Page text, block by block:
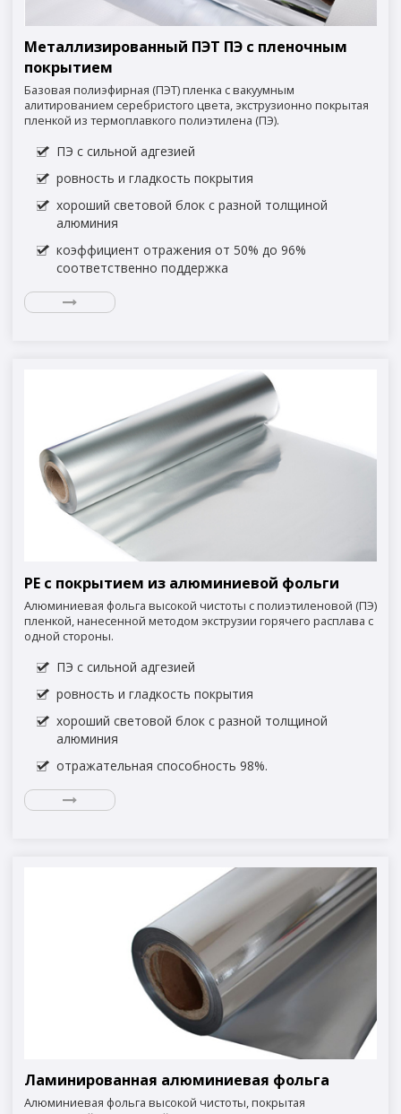
Металлизированный ПЭТ ПЭ с пленочным
покрытием
Базовая полиэфирная (ПЭТ) пленка с вакуумным
алитированием серебристого цвета, экструзионно покрытая
пленкой из термоплавкого полиэтилена (ПЭ).
ПЭ с сильной адгезией
ровность и гладкость покрытия
хороший световой блок с разной толщиной
алюминия
коэффициент отражения от 50% до 96%
соответственно поддержка
PE с покрытием из алюминиевой фольги
Алюминиевая фольга высокой чистоты с полиэтиленовой (ПЭ)
пленкой, нанесенной методом экструзии горячего расплава с
одной стороны.
ПЭ с сильной адгезией
ровность и гладкость покрытия
хороший световой блок с разной толщиной
алюминия
отражательная способность 98%.
Ламинированная алюминиевая фольга
Алюминиевая фольга высокой чистоты, покрытая